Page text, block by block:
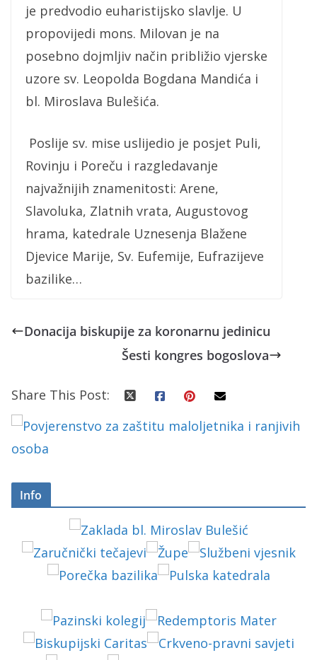
je predvodio euharistijsko slavlje. U
propovijedi mons. Milovan je na
posebno dojmljiv način približio vjerske
uzore sv. Leopolda Bogdana Mandića i
bl. Miroslava Bulešića.
Poslije sv. mise uslijedio je posjet Puli,
Rovinju i Poreču i razgledavanje
najvažnijih znamenitosti: Arene,
Slavoluka, Zlatnih vrata, Augustovog
hrama, katedrale Uznesenja Blažene
Djevice Marije, Sv. Eufemije, Eufrazijeve
bazilike…
Donacija biskupije za koronarnu jedinicu
Šesti kongres bogoslova
Share This Post:
Info